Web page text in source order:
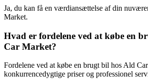
Ja, du kan få en værdiansættelse af din
Market.
Hvad er fordelene ved at købe en
Car Market?
Fordelene ved at købe en brugt bil hos Ald
konkurrencedygtige priser og professionel